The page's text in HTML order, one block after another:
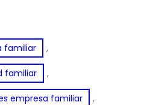
familiar ,
familiar ,
empresa familiar ,